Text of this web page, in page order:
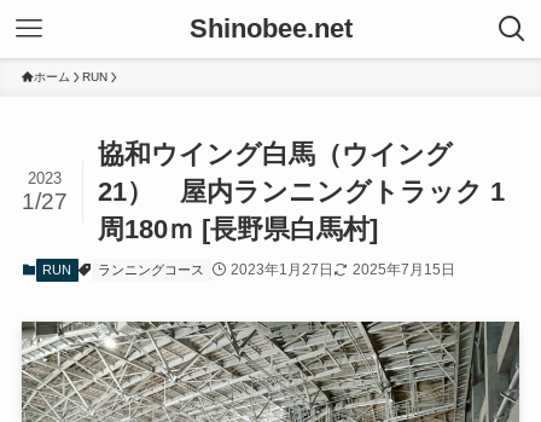
Shinobee.net
ホーム RUN
協和ウイング白馬（ウイング
21） 屋内ランニングトラック 1
周180ｍ [長野県白馬村]
2023
1/27
RUN ランニングコース 2023年1月27日 2025年7月15日